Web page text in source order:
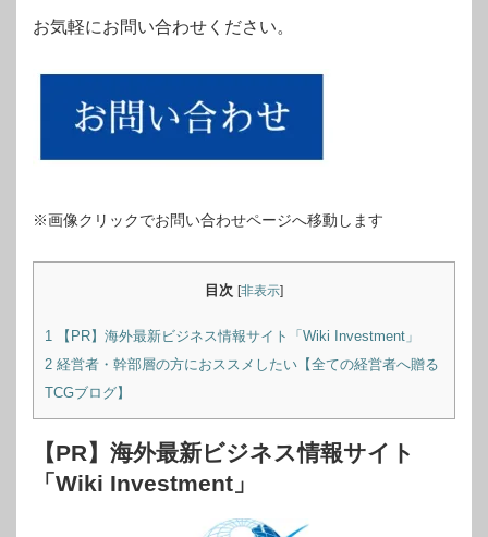
お気軽にお問い合わせください。
※画像クリックでお問い合わせページへ移動します
目次 [非表示]
1 【PR】海外最新ビジネス情報サイト「Wiki Investment」
2 経営者・幹部層の方におススメしたい【全ての経営者へ贈る
TCGブログ】
【PR】海外最新ビジネス情報サイト
「Wiki Investment」